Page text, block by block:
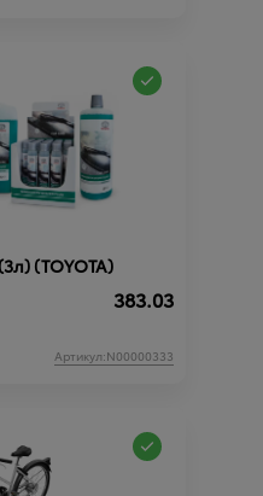
(TOYOTA)
383.03
Артикул:N00000333